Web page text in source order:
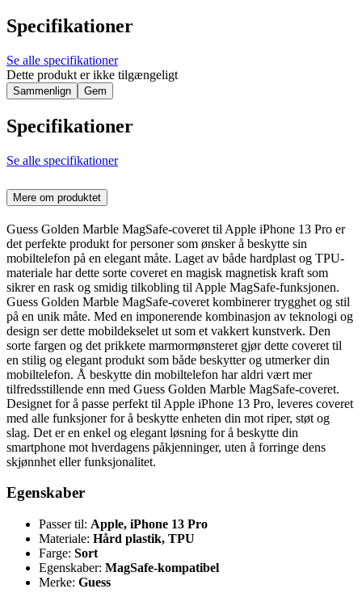
Specifikationer
Se alle specifikationer
Dette produkt er ikke tilgængeligt
Sammenlign Gem
Specifikationer
Se alle specifikationer
Mere om produktet
Guess Golden Marble MagSafe-coveret til Apple iPhone 13 Pro er
det perfekte produkt for personer som ønsker å beskytte sin
mobiltelefon på en elegant måte. Laget av både hardplast og TPU-
materiale har dette sorte coveret en magisk magnetisk kraft som
sikrer en rask og smidig tilkobling til Apple MagSafe-funksjonen.
Guess Golden Marble MagSafe-coveret kombinerer trygghet og stil
på en unik måte. Med en imponerende kombinasjon av teknologi og
design ser dette mobildekselet ut som et vakkert kunstverk. Den
sorte fargen og det prikkete marmormønsteret gjør dette coveret til
en stilig og elegant produkt som både beskytter og utmerker din
mobiltelefon. Å beskytte din mobiltelefon har aldri vært mer
tilfredsstillende enn med Guess Golden Marble MagSafe-coveret.
Designet for å passe perfekt til Apple iPhone 13 Pro, leveres coveret
med alle funksjoner for å beskytte enheten din mot riper, støt og
slag. Det er en enkel og elegant løsning for å beskytte din
smartphone mot hverdagens påkjenninger, uten å forringe dens
skjønnhet eller funksjonalitet.
Egenskaber
Passer til: Apple, iPhone 13 Pro
Materiale: Hård plastik, TPU
Farge: Sort
Egenskaber: MagSafe-kompatibel
Merke: Guess